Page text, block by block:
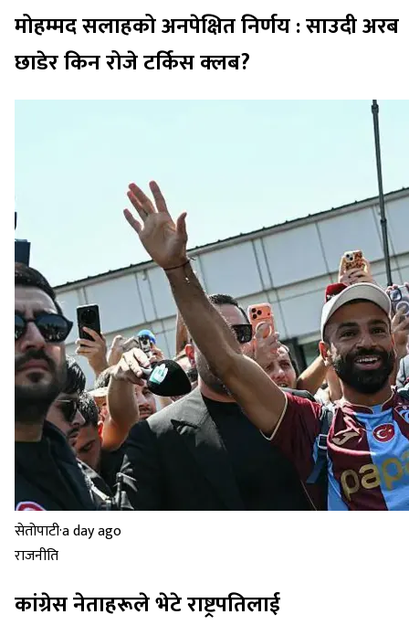
मोहम्मद सलाहको अनपेक्षित निर्णय : साउदी अरब
छाडेर किन रोजे टर्किस क्लब?
सेतोपाटी·a day ago
राजनीति
कांग्रेस नेताहरूले भेटे राष्ट्रपतिलाई